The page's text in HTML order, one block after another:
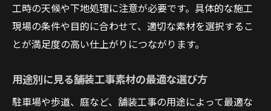
工時の天候や下地処理に注意が必要です。具体的な施工
現場の条件や目的に合わせて、適切な素材を選択するこ
とが満足度の高い仕上がりにつながります。
用途別に見る舗装工事素材の最適な選び方
駐車場や歩道、庭など、舗装工事の用途によって最適な